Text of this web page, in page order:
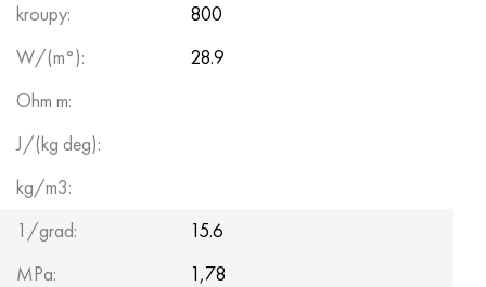
kroupy:
800
W/(m°):
28.9
Ohm m:
J/(kg deg):
kg/m3:
1/grad:
15.6
MPa:
1,78